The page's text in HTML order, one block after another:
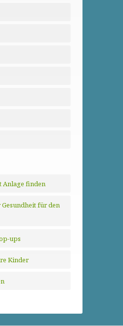
Anlage finden
für den
ups
Kinder